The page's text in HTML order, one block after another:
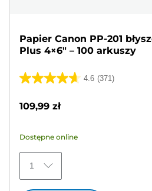
Papier Canon PP-201
Plus 4×6" – 100 arkuszy
4.6 (371)
4.6
5
371
Recenzji
109,99 zł
Dostępne online
1